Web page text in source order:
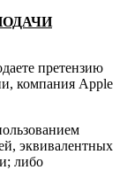
претензию
компания Apple
эквивалентных
либо